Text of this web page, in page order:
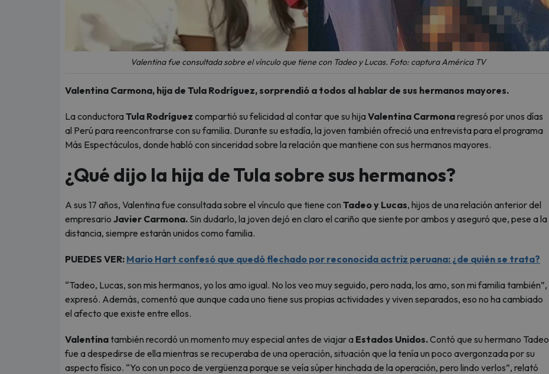
Valentina fue consultada sobre el vínculo que tiene con Tadeo y Lucas. Foto: captura América TV
Valentina Carmona, hija de Tula Rodríguez, sorprendió a todos al hablar de sus hermanos mayores.
La conductoraTula Rodríguez compartió su felicidad al contar que su hijaValentina Carmonaregresó por unos días
al Perú para reencontrarse con su familia. Durante su estadía, la joven también ofreció una entrevista para el programa
Más Espectáculos, donde habló con sinceridad sobre la relación que mantiene con sus hermanos mayores.
¿Qué dijo la hija de Tula sobre sus hermanos?
A sus 17 años, Valentina fue consultada sobre el vínculo que tiene con Tadeo y Lucas, hijos de una relación anterior del
empresario Javier Carmona. Sin dudarlo, la joven dejó en claro el cariño que siente por ambos y aseguró que, pese a la
distancia, siempre estarán unidos como familia.
PUEDES VER: Mario Hart confesó que quedó flechado por reconocida actriz peruana: ¿de quién se trata?
“Tadeo, Lucas, son mis hermanos, yo los amo igual. No los veo muy seguido, pero nada, los amo, son mi familia también”,
expresó. Además, comentó que aunque cada uno tiene sus propias actividades y viven separados, eso no ha cambiado
el afecto que existe entre ellos.
Valentina también recordó un momento muy especial antes de viajar a Estados Unidos.Contó que su hermano Tadeo
fue a despedirse de ella mientras se recuperaba de una operación, situación que la tenía un poco avergonzada por su
aspecto físico. “Yo con un poco de vergüenza porque se veía súper hinchada de la operación, pero lindo verlos”, relató